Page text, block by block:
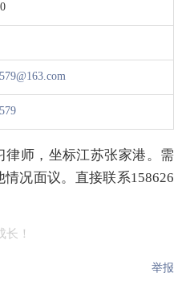
律师，坐标江苏张家港。需
况面议。直接联系158626
！
举报